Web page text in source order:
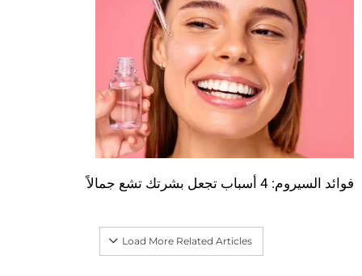
فوائد السيروم: 4 أسباب تجعل بشرتك تشع جمالاً
Load More Related Articles